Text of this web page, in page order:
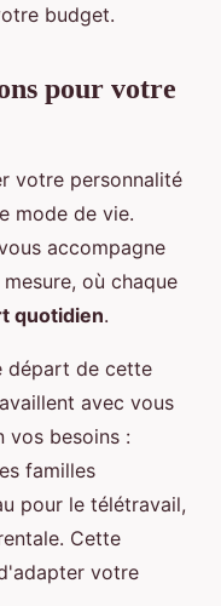
budget.
pour votre
votre personnalité
mode de vie.
accompagne
où chaque
quotidien.
départ de cette
avec vous
vos besoins :
familles
pour le télétravail,
Cette
votre